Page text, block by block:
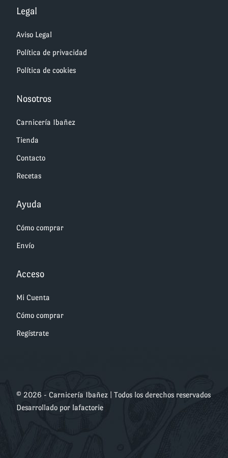
Legal
Aviso Legal
Política de privacidad
Política de cookies
Nosotros
Carnicería Ibañez
Tienda
Contacto
Recetas
Ayuda
Cómo comprar
Envío
Acceso
Mi Cuenta
Cómo comprar
Regístrate
© 2026 - Carnicería Ibañez | Todos los derechos reservados
Desarrollado por lafactorie